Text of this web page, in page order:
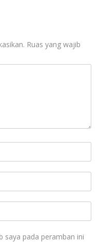
Ruas yang wajib
saya pada peramban ini